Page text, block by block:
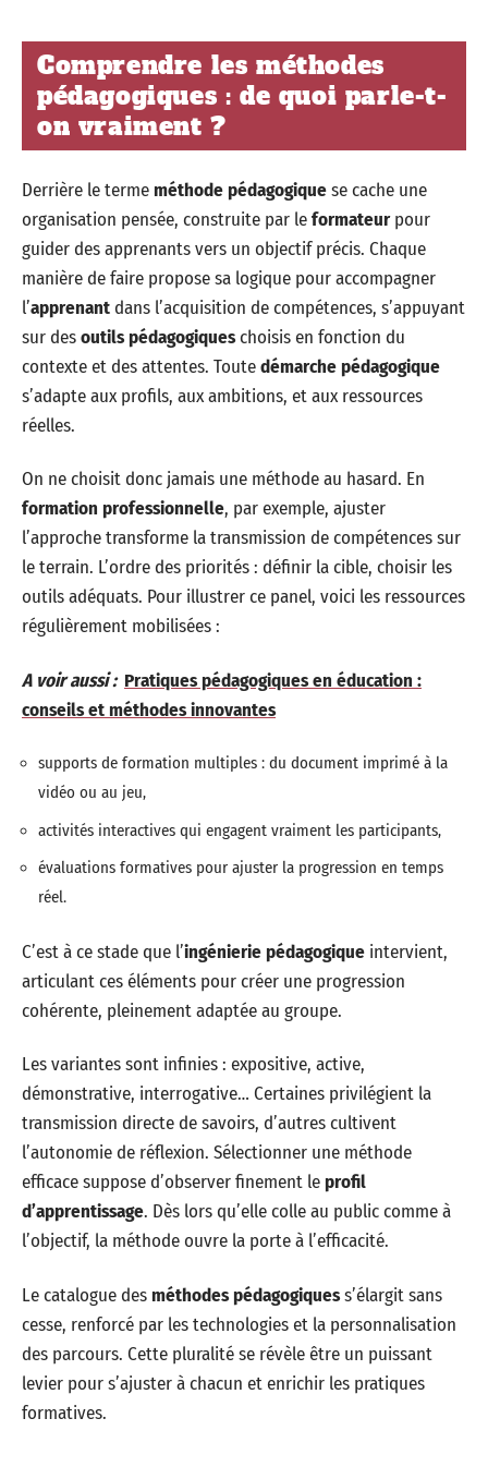
Comprendre les méthodes
pédagogiques : de quoi parle-t-
on vraiment ?
Derrière le termeméthode pédagogiquese cache une
organisation pensée, construite par leformateurpour
guider des apprenants vers un objectif précis. Chaque
manière de faire propose sa logique pour accompagner
l’apprenantdans l’acquisition de compétences, s’appuyant
sur desoutils pédagogiqueschoisis en fonction du
contexte et des attentes. Toutedémarche pédagogique
s’adapte aux profils, aux ambitions, et aux ressources
réelles.
On ne choisit donc jamais une méthode au hasard. En
formation professionnelle, par exemple, ajuster
l’approche transforme la transmission de compétences sur
le terrain. L’ordre des priorités : définir la cible, choisir les
outils adéquats. Pour illustrer ce panel, voici les ressources
régulièrement mobilisées :
A voir aussi : Pratiques pédagogiques en éducation :
conseils et méthodes innovantes
supports de formation multiples : du document imprimé à la
vidéo ou au jeu,
activités interactives qui engagent vraiment les participants,
évaluations formatives pour ajuster la progression en temps
réel.
C’est à ce stade que l’ingénierie pédagogique intervient,
articulant ces éléments pour créer une progression
cohérente, pleinement adaptée au groupe.
Les variantes sont infinies : expositive, active,
démonstrative, interrogative… Certaines privilégient la
transmission directe de savoirs, d’autres cultivent
l’autonomie de réflexion. Sélectionner une méthode
efficace suppose d’observer finement leprofil
d’apprentissage. Dès lors qu’elle colle au public comme à
l’objectif, la méthode ouvre la porte à l’efficacité.
Le catalogue desméthodes pédagogiquess’élargit sans
cesse, renforcé par les technologies et la personnalisation
des parcours. Cette pluralité se révèle être un puissant
levier pour s’ajuster à chacun et enrichir les pratiques
formatives.